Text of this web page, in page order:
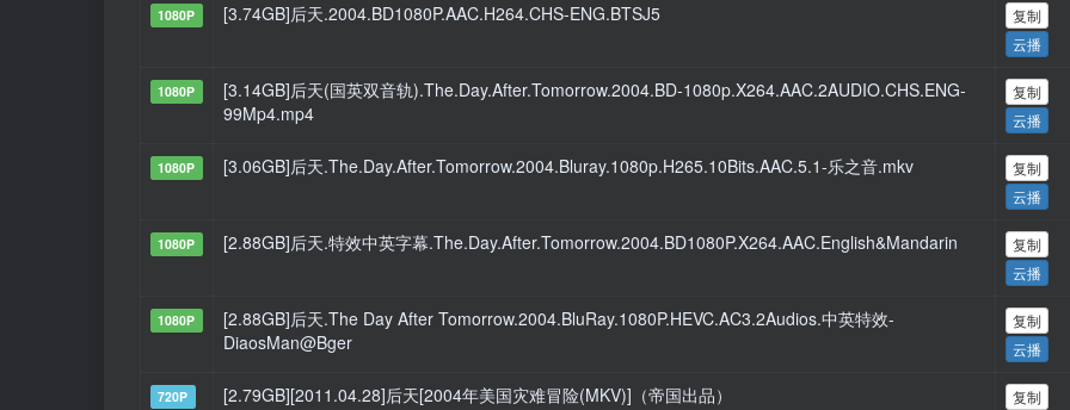
1080P [3.74GB]后天.2004.BD1080P.AAC.H264.CHS-ENG.BTSJ5
复制
云播
1080P
[3.14GB]后天(国英双音轨).The.Day.After.Tomorrow.2004.BD-1080p.X264.AAC.2AUDIO.CHS.ENG-
99Mp4.mp4
复制
云播
1080P [3.06GB]后天.The.Day.After.Tomorrow.2004.Bluray.1080p.H265.10Bits.AAC.5.1-乐之音.mkv
复制
云播
1080P [2.88GB]后天.特效中英字幕.The.Day.After.Tomorrow.2004.BD1080P.X264.AAC.English&Mandarin
复制
云播
1080P
[2.88GB]后天.The Day After Tomorrow.2004.BluRay.1080P.HEVC.AC3.2Audios.中英特效-
DiaosMan@Bger
复制
云播
720P [2.79GB][2011.04.28]后天[2004年美国灾难冒险(MKV)]（帝国出品）
复制